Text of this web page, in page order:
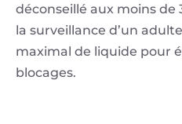
déconseillé aux moins de
la surveillance d’un
maximal de liquide pour
blocages.